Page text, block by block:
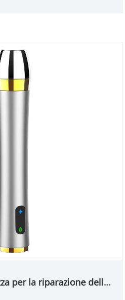
per la riparazione delle